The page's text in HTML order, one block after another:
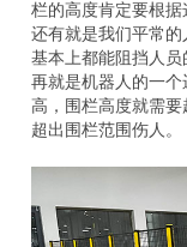
栏的高度肯定要根据
还有就是我们平常
基本上都能阻挡人员
再就是机器人的一
高，围栏高度就需
超出围栏范围伤人。